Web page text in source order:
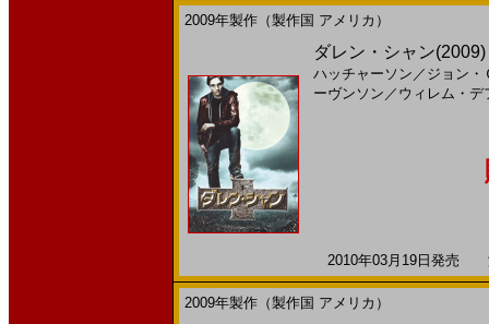
2009年製作（製作国 アメリカ）
ダレン・シャン
ハッチャーソン ／ ジョン・
ーヴンソン ／ ウィレム・デ
2010年03月19日発売
2009年製作（製作国 アメリカ）